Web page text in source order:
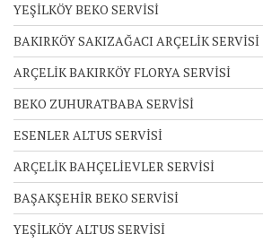
YEŞİLKÖY BEKO SERVİSİ
BAKIRKÖY SAKIZAĞACI ARÇELİK SERVİSİ
ARÇELİK BAKIRKÖY FLORYA SERVİSİ
BEKO ZUHURATBABA SERVİSİ
ESENLER ALTUS SERVİSİ
ARÇELİK BAHÇELİEVLER SERVİSİ
BAŞAKŞEHİR BEKO SERVİSİ
YEŞİLKÖY ALTUS SERVİSİ